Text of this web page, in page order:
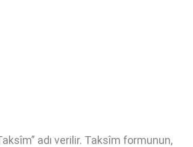
adı verilir. Taksîm formunun,